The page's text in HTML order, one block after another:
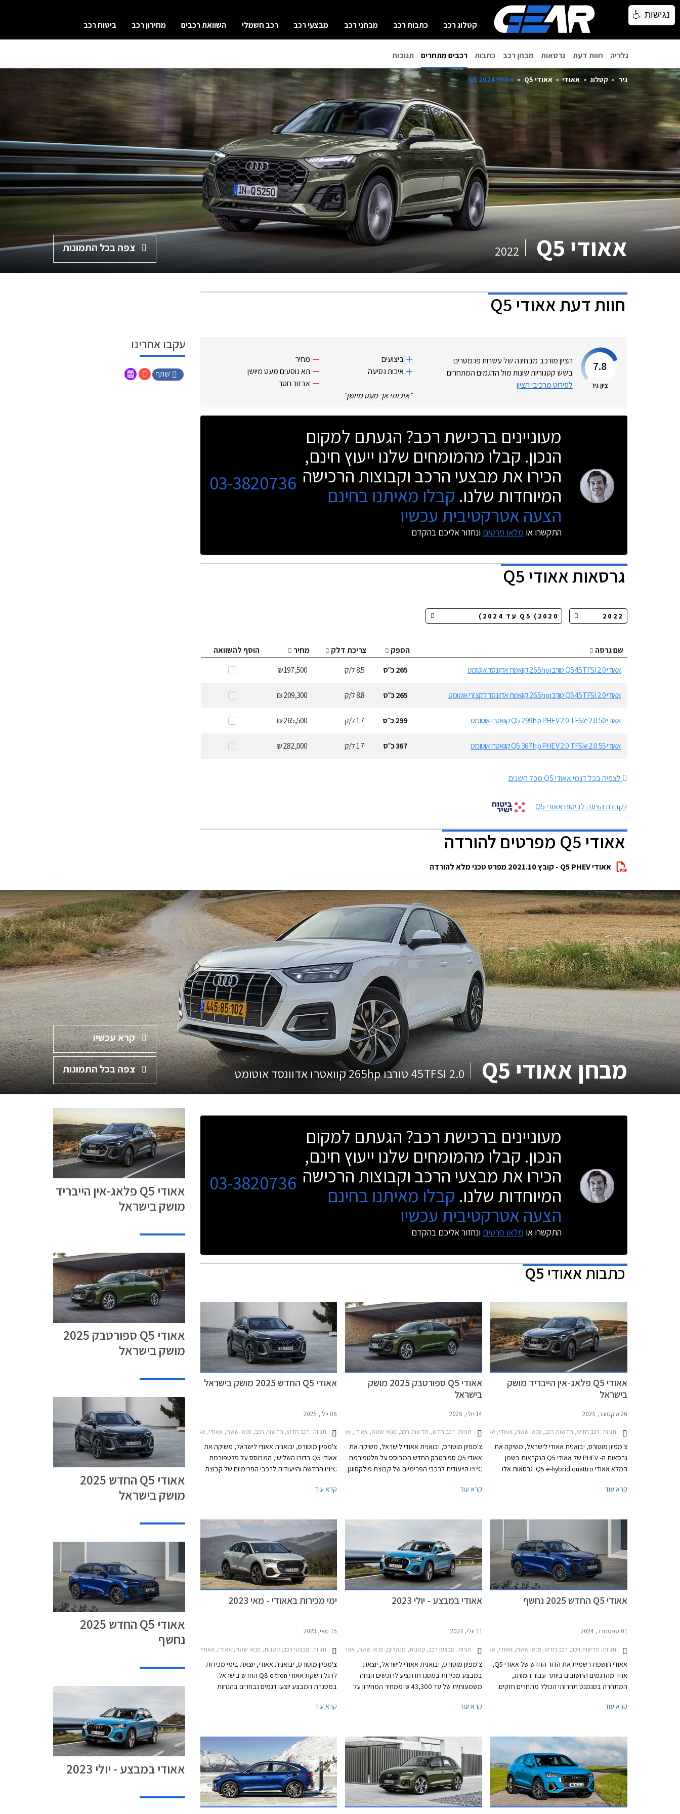
קטלוג רכב כתבות רכב מבחני רכב מבצעי רכב רכב חשמלי השוואת רכבים מחירון רכב ביטוח רכב
גלריה חוות דעת גרסאות מבחן רכב כתבות רכבים מתחרים תגובות
גיר קטלוג אאודי אאודי Q5 אאודי Q5 2024
אאודי Q5 2022 צפה בכל התמונות
חוות דעתאאודי Q5
7.8
ציון גיר
הציון מורכב מבחינה של עשרות פרמטרים
בשש קטגוריות שונות מול הדגמים המתחרים.
לפירוט מרכיבי הציון
ביצועים
איכות נסיעה
מחיר
תא נוסעים מעט מיושן
אבזור חסר
״איכותי אך מעט מיושן״
מעוניינים ברכישת רכב? הגעתם למקום
הנכון. קבלו מהמומחים שלנו ייעוץ חינם,
הכירו את מבצעי הרכב וקבוצות הרכישה
המיוחדות שלנו. קבלו מאיתנו בחינם
הצעה אטרקטיבית עכשיו
התקשרו או מלאו פרטים ונחזור אליכם בהקדם
03-3820736
גרסאותאאודי Q5
שם גרסה הספק צריכת דלק מחיר
הוסף להשוואה
אאודי Q5 45TFSI 2.0 טורבו 265hp קוואטרו אדוונסד אוטומט
265כ״ס 8.5ל/ק 197,500 ₪
אאודי Q5 45TFSI 2.0 טורבו 265hp קוואטרו אדוונסד לקצ'ורי אוטומט 265כ״ס 8.8ל/ק 209,300 ₪
אאודי Q5 299hp PHEV 2.0 TFSIe 2.0 50 קוואטרו אוטומט 299כ״ס 1.7ל/ק 265,500 ₪
אאודי Q5 367hp PHEV 2.0 TFSIe 2.0 55 קוואטרו אוטומט 367כ״ס 1.7ל/ק 282,000 ₪
לצפיה בכל דגמי אאודי Q5 מכל השנים
לקבלת הצעה לביטוח אאודי Q5
אאודי Q5 מפרטים להורדה
אאודי Q5 PHEV - קובץ 2021.10 מפרט טכני מלא להורדה
עקבו אחרינו
שתף
מבחןאאודי Q5 45TFSI 2.0 טורבו 265hp קוואטרו אדוונסד אוטומט
קרא עכשיו
צפה בכל התמונות
מעוניינים ברכישת רכב? הגעתם למקום
הנכון. קבלו מהמומחים שלנו ייעוץ חינם,
הכירו את מבצעי הרכב וקבוצות הרכישה
המיוחדות שלנו. קבלו מאיתנו בחינם
הצעה אטרקטיבית עכשיו
התקשרו או מלאו פרטים ונחזור אליכם בהקדם
03-3820736
כתבותאאודי Q5
אאודי Q5 פלאג-אין הייבריד מושק
בישראל
26 אוקטובר, 2025
תגיות: רכב חדש, חדשות רכב, פנאי שטח, אאודי, אאודי Q5 ספורטבק 2025-2026, אאודי Q5 2025-2026מחירון רכב
צ'מפיון מוטורס, יבואנית אאודי לישראל, משיקה את
גרסאות ה- PHEV של אאודי Q5 הנקראות בשמן
המלא אאודי Q5 e-hybrid quattro. גרסאות אלו
הספק, ומצטרפות לגרסאות הטורבו בנזין אשר
קרא עוד
אאודי Q5 ספורטבק 2025 מושק
בישראל
14 יולי, 2025
תגיות: רכב חדש, חדשות רכב, פנאי שטח, אאודי, אאודי Q5 ספורטבק 2021-2024, אאודי Q5 ספורטבק 2025-2026מחירון רכב
צ'מפיון מוטורס, יבואנית אאודי לישראל, משיקה את
אאודי Q5 ספורטבק החדש המבוסס על פלטפורמת
PPC הייעודית לרכבי הפרימיום של קבוצת פולקסווגן.
אשר הושק בישראל לאחרונה, ויתחרה בדגמים כגון
גרסת פלאג-אין הייבריד עם טווח נסיעה חשמלי של
כ- 100 ק"מ.
קרא עוד
אאודי Q5 החדש 2025 מושק בישראל
06 יולי, 2025
תגיות: רכב חדש, חדשות רכב, פנאי שטח, אאודי, אאודי Q5 2020-2024, אאודי Q5 2025-2026מחירון רכב
צ'מפיון מוטורס, יבואנית אאודי לישראל, משיקה את
אאודי Q5 בדורו השלישי, המבוסס על פלטפורמת
PPC החדשה והייעודית לרכבי הפרימיום של קבוצת
יצטרפו להיצע גרסאות נוספות ביניהן פלאג-אין
הייבריד.
קרא עוד
אאודי Q5 החדש 2025 נחשף
01 ספטמבר, 2024
תגיות: חדשות רכב, רכב חדש, פנאי שטח, אאודי, אאודי Q5 2020-2024, אאודי Q5 2025-2026אאודי Q5 ספורטבק 2025-2026
אאודי חושפת רשמית את הדור החדש של אאודי Q5,
אחד מהדגמים החשובים ביותר עבור המותג,
המתחרה בסגמנט תחרותי הכולל מתחרים חזקים
ההנעה, האבזור ואיכות הנסיעה.
קרא עוד
אאודי במבצע - יולי 2023
11 יולי, 2023
תגיות: מבצעי רכב, קטנות, מנהלים, פנאי שטח, אאודי, אאודי Q5 2020-2024, אאודי Q5 ספורטבק 2021-2024, אאודי A1 ספורטבק 2019-2026, אאודי A4 2019-2024, אאודי Q3 2019-2025אאודי Q3 ספורטבק 2020-2025
צ'מפיון מוטורס, יבואנית אאודי לישראל, יוצאת
במבצע מכירות במסגרתו תציע לרוכשים הנחה
משמעותית של עד 43,300 ₪ ממחיר המחירון על
בכל אולמות התצוגה של אאודי ברחבי הארץ.
קרא עוד
ימי מכירות באאודי - מאי 2023
15 מאי, 2023
תגיות: מבצעי רכב, קטנות, פנאי שטח, אאודי, אאודי Q5 ספורטבק 2021-2024, אאודי A1 ספורטבק 2019-2026, אאודי Q2 2021-2026אאודי Q3 ספורטבק 2020-2025
צ'מפיון מוטורס, יבואנית אאודי, יוצאת בימי מכירות
לרגל השקת אאודי Q8 e-tron החדש בישראל.
במסגרת המבצע יוצעו דגמים נבחרים בהנחות
המבצע יתקיים בכל אולמות התצוגה של אאודי בין
קרא עוד
אאודי Q5 פלאג-אין הייבריד
מושק בישראל
אאודי Q5 ספורטבק 2025
מושק בישראל
אאודי Q5 החדש 2025
מושק בישראל
אאודי Q5 החדש 2025
נחשף
אאודי במבצע - יולי 2023
נגישות
נגישות